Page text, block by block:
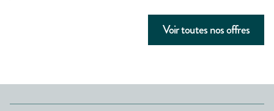
Voir toutes nos offres